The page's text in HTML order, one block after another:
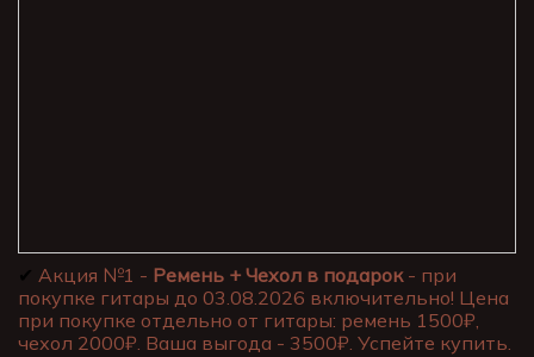
✔ Акция №1 - Ремень + Чехол в подарок- при
покупке гитары до 03.08.2026 включительно! Цена
при покупке отдельно от гитары: ремень 1500₽,
чехол 2000₽. Ваша выгода - 3500₽. Успейте купить.